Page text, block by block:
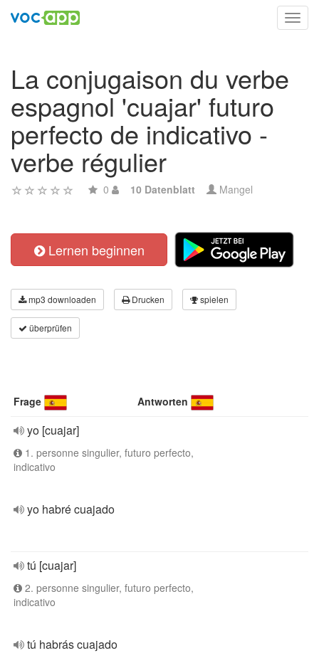
La conjugaison du verbe
espagnol 'cuajar' futuro
perfecto de indicativo -
verbe régulier
0 10 Datenblatt Mangel
Lernen beginnen
mp3 downloaden Drucken spielen
überprüfen
Frage Antworten
yo [cuajar]
1. personne singulier, futuro perfecto,
indicativo
yo habré cuajado
tú [cuajar]
2. personne singulier, futuro perfecto,
indicativo
tú habrás cuajado